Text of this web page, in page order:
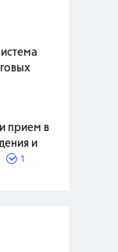
прием в
и
1